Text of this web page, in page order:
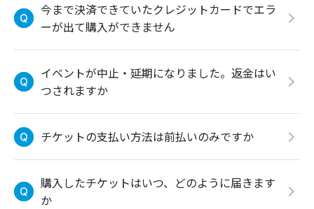
今まで決済できていたクレジットカードでエラ
ーが出て購入ができません
イベントが中止・延期になりました。返金はい
つされますか
チケットの支払い方法は前払いのみですか
購入したチケットはいつ、どのように届きます
か